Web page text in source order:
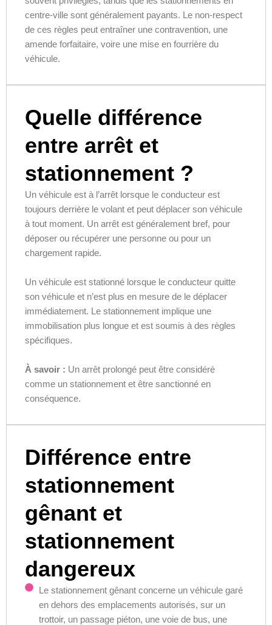
centre-ville sont généralement payants. Le non-respect
de ces règles peut entraîner une contravention, une
amende forfaitaire, voire une mise en fourrière du
véhicule.
Quelle différence
entre arrêt et
stationnement ?
Un véhicule est à l’arrêt lorsque le conducteur est
toujours derrière le volant et peut déplacer son véhicule
à tout moment. Un arrêt est généralement bref, pour
déposer ou récupérer une personne ou pour un
chargement rapide.
Un véhicule est stationné lorsque le conducteur quitte
son véhicule et n’est plus en mesure de le déplacer
immédiatement. Le stationnement implique une
immobilisation plus longue et est soumis à des règles
spécifiques.
À savoir : Un arrêt prolongé peut être considéré
comme un stationnement et être sanctionné en
conséquence.
Différence entre
stationnement
gênant et
stationnement
dangereux
Le stationnement gênant concerne un véhicule garé
en dehors des emplacements autorisés, sur un
trottoir, un passage piéton, une voie de bus, une